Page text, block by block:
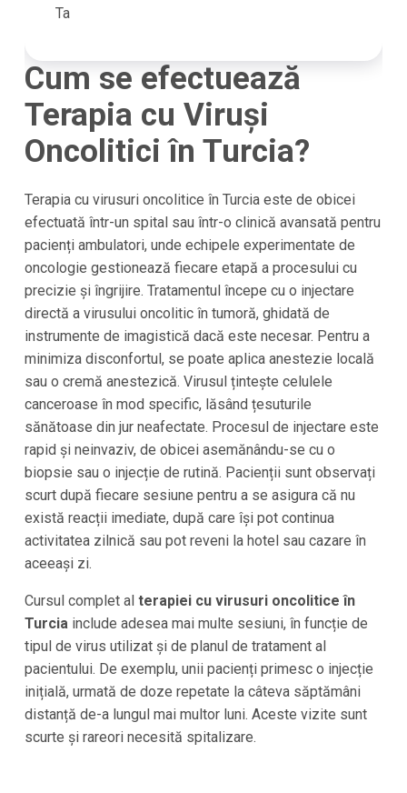
Ta
Cum se efectuează
Terapia cu Viruși
Oncolitici în Turcia?
Terapia cu virusuri oncolitice în Turcia este de obicei
efectuată într-un spital sau într-o clinică avansată pentru
pacienți ambulatori, unde echipele experimentate de
oncologie gestionează fiecare etapă a procesului cu
precizie și îngrijire. Tratamentul începe cu o injectare
directă a virusului oncolitic în tumoră, ghidată de
instrumente de imagistică dacă este necesar. Pentru a
minimiza disconfortul, se poate aplica anestezie locală
sau o cremă anestezică. Virusul țintește celulele
canceroase în mod specific, lăsând țesuturile
sănătoase din jur neafectate. Procesul de injectare este
rapid și neinvaziv, de obicei asemănându-se cu o
biopsie sau o injecție de rutină. Pacienții sunt observați
scurt după fiecare sesiune pentru a se asigura că nu
există reacții imediate, după care își pot continua
activitatea zilnică sau pot reveni la hotel sau cazare în
aceeași zi.
Cursul complet al terapiei cu virusuri oncolitice în
Turciainclude adesea mai multe sesiuni, în funcție de
tipul de virus utilizat și de planul de tratament al
pacientului. De exemplu, unii pacienți primesc o injecție
inițială, urmată de doze repetate la câteva săptămâni
distanță de-a lungul mai multor luni. Aceste vizite sunt
scurte și rareori necesită spitalizare.